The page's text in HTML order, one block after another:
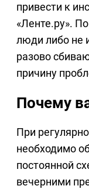
привести к
«Ленте.ру».
люди либо не
разово
причину
Почему
При
необходимо
постоянной
вечерними